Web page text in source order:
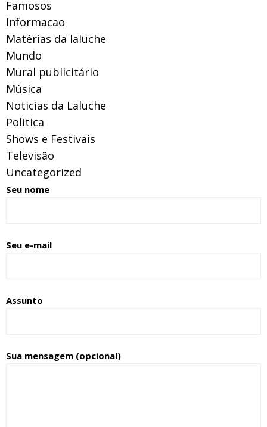
Famosos
Informacao
Matérias da laluche
Mundo
Mural publicitário
Música
Noticias da Laluche
Politica
Shows e Festivais
Televisão
Uncategorized
Seu nome
Seu e-mail
Assunto
Sua mensagem (opcional)